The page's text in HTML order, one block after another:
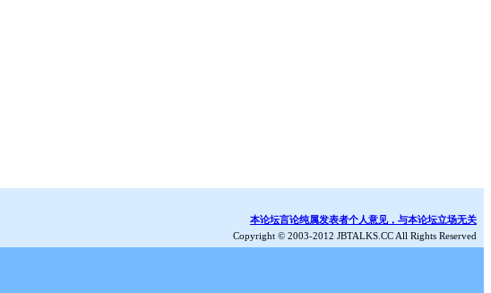
本论坛言论纯属发表者个人意见，与本论坛立场无关
Copyright © 2003-2012 JBTALKS.CC All Rights Reserved